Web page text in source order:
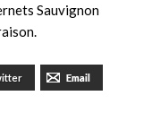
Sauvignon
Email